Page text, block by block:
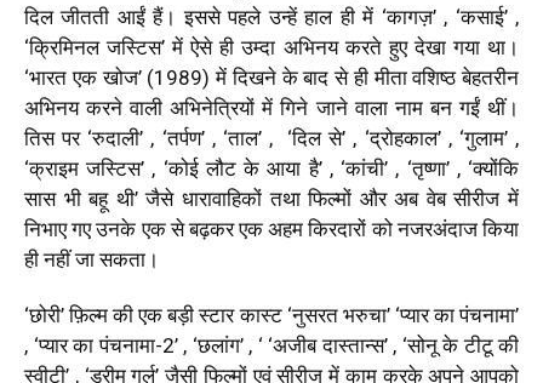
दिल जीतती आईं हैं। इससे पहले उन्हें हाल ही में ‘कागज़’ , ‘कसाई’ ,
‘क्रिमिनल जस्टिस’ में ऐसे ही उम्दा अभिनय करते हुए देखा गया था।
‘भारत एक खोज’ (1989) में दिखने के बाद से ही मीता वशिष्ठ बेहतरीन
अभिनय करने वाली अभिनेत्रियों में गिने जाने वाला नाम बन गईं थीं।
तिस पर ‘रुदाली’ , ‘तर्पण’ , ‘ताल’ , ‘दिल से’ , ‘द्रोहकाल’ , ‘गुलाम’ ,
‘क्राइम जस्टिस’ , ‘कोई लौट के आया है’ , ‘कांची’ , ‘तृष्णा’ , ‘क्योंकि
सास भी बहू थी’ जैसे धारावाहिकों तथा फिल्मों और अब वेब सीरीज में
निभाए गए उनके एक से बढ़कर एक अहम किरदारों को नजरअंदाज किया
ही नहीं जा सकता।
‘छोरी’ फ़िल्म की एक बड़ी स्टार कास्ट ‘नुसरत भरुचा’ ‘प्यार का पंचनामा’
, ‘प्यार का पंचनामा-2’ , ‘छलांग’ , ‘ ‘अजीब दास्तान्स’ , ‘सोनू के टीटू की
स्वीटी’ , ‘ड्रीम गर्ल’ जैसी फिल्मों एवं सीरीज में काम करके अपने आपको